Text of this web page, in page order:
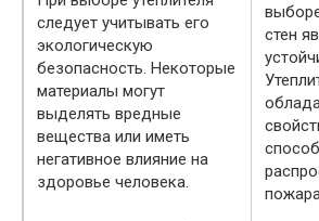
следует учитывать его
экологическую
безопасность. Некоторые
материалы могут
выделять вредные
вещества или иметь
негативное влияние на
здоровье человека.
стен